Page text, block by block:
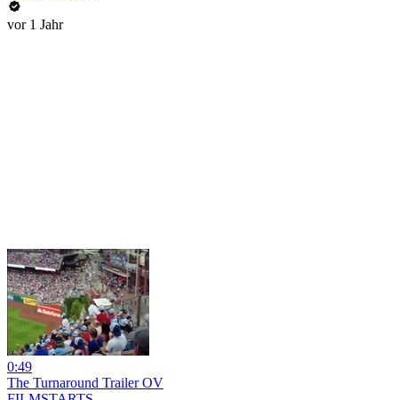
vor 1 Jahr
0:49
The Turnaround Trailer OV